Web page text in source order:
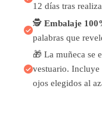
12 días tras
🕵️ Embalaje
palabras que
🎁 La muñeca se
vestuario. Incluye
ojos elegidos al